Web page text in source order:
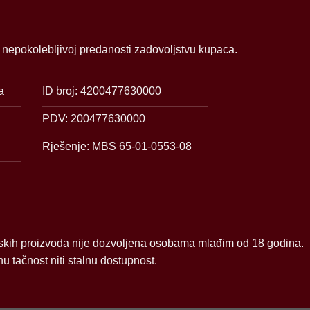
predanosti zadovoljstvu kupaca.
ID broj: 4200477630000
PDV: 200477630000
Rješenje: MBS 65-01-0553-08
proizvoda nije dozvoljena osobama mlađim od 18 godina.
tačnost niti stalnu dostupnost.